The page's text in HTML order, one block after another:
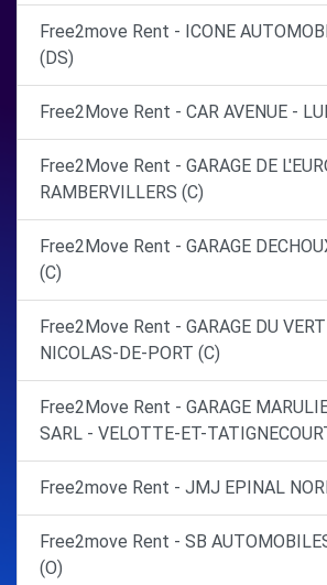
Free2move Rent - ICONE
(DS)
Free2Move Rent - CAR AVENUE -
Free2Move Rent - GARAGE DE
RAMBERVILLERS (C)
Free2Move Rent - GARAGE
(C)
Free2Move Rent - GARAGE DU
NICOLAS-DE-PORT (C)
Free2Move Rent - GARAGE
SARL - VELOTTE-ET-
Free2move Rent - JMJ EPINAL
Free2move Rent - SB
(O)